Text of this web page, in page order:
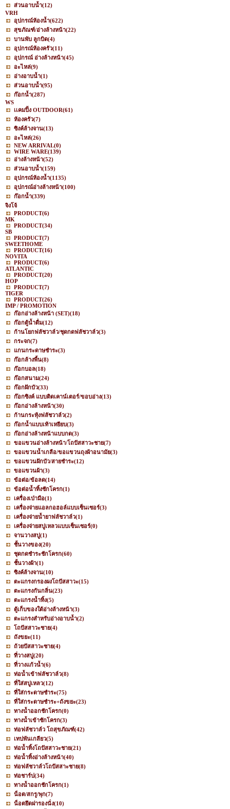
ส่วนอาบน้ำ(12)
VRH
อุปกรณ์ห้องน้ำ(622)
สุขภัณฑ์/อ่างล้างหน้า(22)
บานพับ ลูกบิด(4)
อุปกรณ์ห้องครัว(11)
อุปกรณ์ อ่างล้างหน้า(45)
อะไหล่(9)
อ่างอาบน้ำ(1)
ส่วนอาบน้ำ(95)
ก๊อกน้ำ(287)
WS
เเคมปิ้ง OUTDOOR(61)
ห้องครัว(7)
ซิงค์ล้างจาน(13)
อะไหล่(26)
NEW ARRIVAL(0)
WIRE WARE(139)
อ่างล้างหน้า(52)
ส่วนอาบน้ำ(159)
อุปกรณ์ห้องน้ำ(1135)
อุปกรณ์อ่างล้างหน้า(100)
ก๊อกน้ำ(339)
จิงโจ้
PRODUCT(6)
MK
PRODUCT(34)
SB
PRODUCT(7)
SWEETHOME
PRODUCT(16)
NOVITA
PRODUCT(6)
ATLANTIC
PRODUCT(20)
HOP
PRODUCT(7)
TIGER
PRODUCT(26)
IMP / PROMOTION
ก๊อกอ่างล้างหน้า (SET)(18)
ก๊อกตู้น้ำดื่ม(12)
ก้านโยกฟลัชวาล์ว/ชุดกดฟลัชวาล์ว(3)
กระจก(7)
แกนกระดาษชำระ(3)
ก๊อกล้างพื้น(8)
ก๊อกบอล(18)
ก๊อกสนาม(24)
ก๊อกฝักบัว(33)
ก๊อกซิงค์ แบบติดเคาน์เตอร์/ขอบอ่าง(13)
ก๊อกอ่างล้างหน้า(30)
ก้านกระทุ้งฟลัชวาล์ว(2)
ก๊อกน้ำแบบเท้าเหยียบ(3)
ก๊อกอ่างล้างหน้าแบบกด(3)
ขอแขวนอ่างล้างหน้า/โถปัสสาวะชาย(7)
ขอแขวนน้ำเกลือ/ขอแขวนถุงผ้าอนามัย(3)
ขอแขวนฝักบัว/สายชำระ(12)
ขอแขวนผ้า(3)
ข้อต่อ/ข้อลด(14)
ข้อต่อน้ำทิ้งชักโครก(1)
เครื่องเป่ามือ(1)
เครื่องจ่ายแอลกอฮอล์แบบเซ็นเซอร์(3)
เครื่องจ่ายน้ำยาฟลัชวาล์ว(1)
เครื่องจ่ายสบู่เหลวแบบเซ็นเซอร์(0)
จานวางสบู่(1)
ชั้นวางของ(20)
ชุดกดชำระชักโครก(60)
ชั้นวางผ้า(1)
ซิงค์ล้างจาน(10)
ตะแกรงกรองผงโถปัสสาวะ(15)
ตะแกรงกันกลิ่น(23)
ตะแกรงน้ำทิ้ง(5)
ตู้เก็บของใต้อ่างล้างหน้า(3)
ตะแกรงสำหรับอ่างอาบน้ำ(2)
โถปัสสาวะชาย(4)
ถังขยะ(11)
ถ้วยปัสสาวะชาย(4)
ที่วางสบู่(20)
ที่วางแก้วน้ำ(6)
ท่อน้ำเข้าฟลัชวาล์ว(8)
ที่ใส่สบู่เหลว(12)
ที่ใส่กระดาษชำระ(75)
ที่ใส่กระดาษชำระ+ถังขยะ(23)
ทางน้ำออกชักโครก(0)
ทางน้ำเข้าชักโครก(3)
ท่อฟลัชวาล์ว โถสุขภัณฑ์(42)
เทปพันเกลียว(5)
ท่อน้ำทิ้งโถปัสสาวะชาย(21)
ท่อน้ำทิ้งอ่างล้างหน้า(40)
ท่อฟลัชวาล์วโถปัสสาะชาย(8)
ท่อชาร์ป(34)
ทางน้ำออกชักโครก(1)
น็อต/สกรู/พุก(7)
น็อตยึดฝารองนั่ง(10)